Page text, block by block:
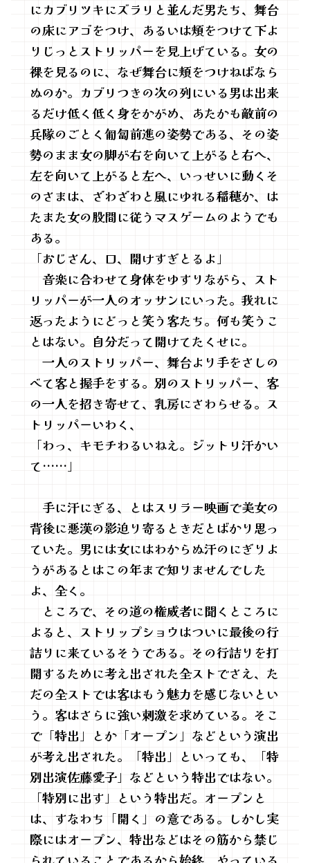
にカブリツキにズラリと並んだ男たち、舞台
の床にアゴをつけ、あるいは頬をつけて下よ
りじっとストリッパーを見上げている。女の
裸を見るのに、なぜ舞台に頬をつけねばなら
ぬのか。カブリつきの次の列にいる男は出来
るだけ低く低く身をかがめ、あたかも敵前の
兵隊のごとく匍匐前進の姿勢である、その姿
勢のまま女の脚が右を向いて上がると右へ、
左を向いて上がると左へ、いっせいに動くそ
のさまは、ざわざわと風にゆれる稲穂か、は
たまた女の股間に従うマスゲームのようでも
ある。
「おじさん、口、開けすぎとるよ」
音楽に合わせて身体をゆすりながら、スト
リッパーが一人のオッサンにいった。我れに
返ったようにどっと笑う客たち。何も笑うこ
とはない。自分だって開けてたくせに。
一人のストリッパー、舞台より手をさしの
べて客と握手をする。別のストリッパー、客
の一人を招き寄せて、乳房にさわらせる。ス
トリッパーいわく、
「わっ、キモチわるいねえ。ジットリ汗かい
て……」
手に汗にぎる、とはスリラー映画で美女の
背後に悪漢の影迫り寄るときだとばかり思っ
ていた。男には女にはわからぬ汗のにぎりよ
うがあるとはこの年まで知りませんでした
よ、全く。
ところで、その道の権威者に聞くところに
よると、ストリップショウはついに最後の行
詰りに来ているそうである。その行詰りを打
開するために考え出された全ストでさえ、た
だの全ストでは客はもう魅力を感じないとい
う。客はさらに強い刺激を求めている。そこ
で「特出」とか「オープン」などという演出
が考え出された。「特出」といっても、「特
別出演佐藤愛子」などという特出ではない。
「特別に出す」という特出だ。オープンと
は、すなわち「開く」の意である。しかし実
際にはオープン、特出などはその筋から禁じ